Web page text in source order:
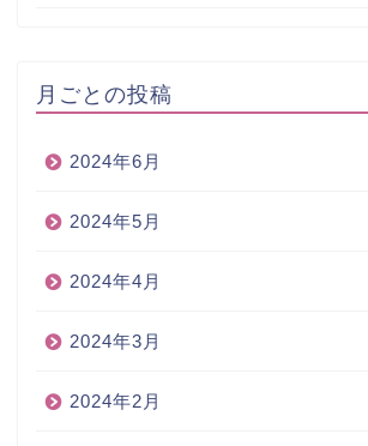
月ごとの投稿
2024年6月
2024年5月
2024年4月
2024年3月
2024年2月